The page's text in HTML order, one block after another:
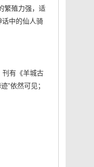
繁殖力强，适
话中的仙人骑
刊有《羊城古
”依然可见；